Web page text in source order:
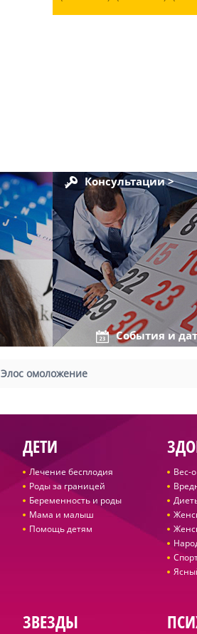
Консультации >
События и
Элос омоложение
ДЕТИ
Лечение бесплодия
Роды за границей
Беременность и роды
Мама и малыш
Помощь детям
Вес-
ЗВЕЗДЫ